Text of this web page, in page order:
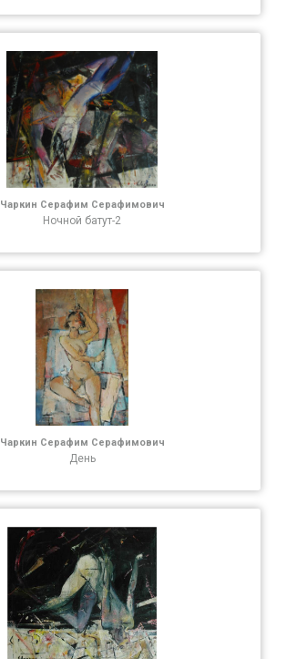
Чаркин Серафим Серафимович
Ночной батут-2
Чаркин Серафим Серафимович
День